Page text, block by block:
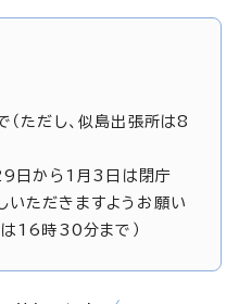
ただし、似島出張所は8
日から1月3日は閉庁
いただきますようお願い
は16時30分まで）